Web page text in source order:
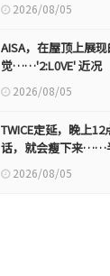
2026/08/05
AISA，在屋顶上展
觉……'2:L0VE' 近况
2026/08/05
TWICE定延，晚上
话，就会瘦下来……
2026/08/05